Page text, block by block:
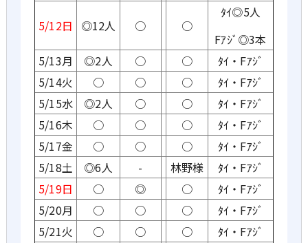
5/12日 ◎12人 ○ ○
ﾀｲ◎5人
Fｱｼﾞ◎3本
5/13月
◎2人 ○ ○
ﾀｲ・Fｱｼﾞ
5/14火
○ ○ ○
ﾀｲ・Fｱｼﾞ
5/15水
◎2人 ○ ○
ﾀｲ・Fｱｼﾞ
5/16木
○ ○ ○
ﾀｲ・Fｱｼﾞ
5/17金
○ ○ ○
ﾀｲ・Fｱｼﾞ
5/18土
◎6人 - 林野様
ﾀｲ・Fｱｼﾞ
5/19日
○ ◎ ○
ﾀｲ・Fｱｼﾞ
5/20月
○ ○ ○
ﾀｲ・Fｱｼﾞ
5/21火
○ ○ ○
ﾀｲ・Fｱｼﾞ